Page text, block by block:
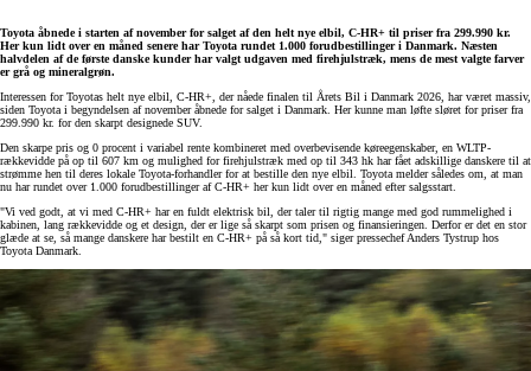
Toyota åbnede i starten af november for salget af den helt nye elbil, C-HR+ til priser fra 299.990 kr.
Her kun lidt over en måned senere har Toyota rundet 1.000 forudbestillinger i Danmark. Næsten
halvdelen af de første danske kunder har valgt udgaven med firehjulstræk, mens de mest valgte farver
er grå og mineralgrøn.
Interessen for Toyotas helt nye elbil, C-HR+, der nåede finalen til Årets Bil i Danmark 2026, har været massiv,
siden Toyota i begyndelsen af november åbnede for salget i Danmark. Her kunne man løfte sløret for priser fra
299.990 kr. for den skarpt designede SUV.
Den skarpe pris og 0 procent i variabel rente kombineret med overbevisende køreegenskaber, en WLTP-
rækkevidde på op til 607 km og mulighed for firehjulstræk med op til 343 hk har fået adskillige danskere til at
strømme hen til deres lokale Toyota-forhandler for at bestille den nye elbil. Toyota melder således om, at man
nu har rundet over 1.000 forudbestillinger af C-HR+ her kun lidt over en måned efter salgsstart.
"Vi ved godt, at vi med C-HR+ har en fuldt elektrisk bil, der taler til rigtig mange med god rummelighed i
kabinen, lang rækkevidde og et design, der er lige så skarpt som prisen og finansieringen. Derfor er det en stor
glæde at se, så mange danskere har bestilt en C-HR+ på så kort tid," siger pressechef Anders Tystrup hos
Toyota Danmark.